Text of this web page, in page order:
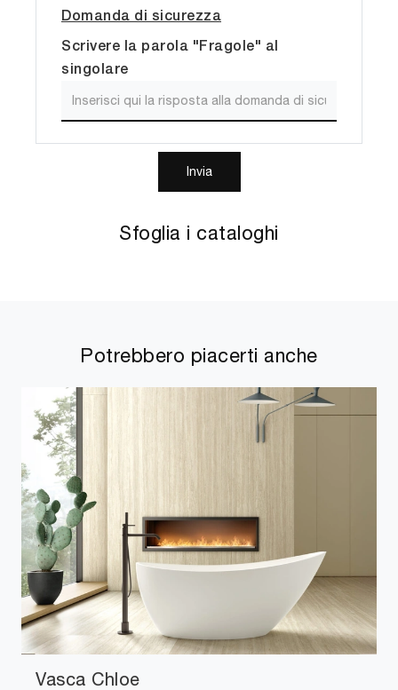
Sfoglia i cataloghi
Domanda di sicurezza
Scrivere la parola "Fragole" al
singolare
Invia
Potrebbero piacerti anche
Vasca Chloe